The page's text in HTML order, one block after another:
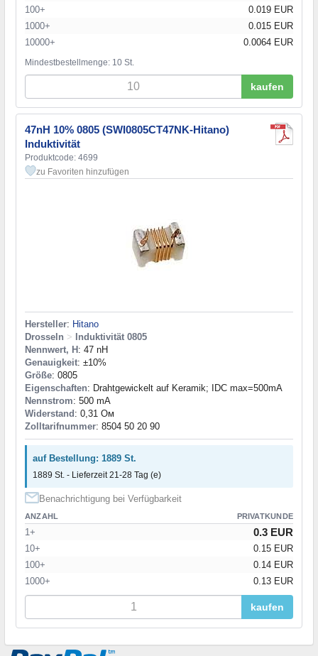
100+
0.019 EUR
1000+
0.015 EUR
10000+
0.0064 EUR
Mindestbestellmenge: 10 St.
kaufen
47nH 10% 0805 (SWI0805CT47NK-Hitano)
Induktivität
Produktcode: 4699
zu Favoriten hinzufügen
Hersteller: Hitano
Drosseln > Induktivität 0805
Nennwert, H: 47 nH
Genauigkeit: ±10%
Größe: 0805
Eigenschaften: Drahtgewickelt auf Keramik; IDC max=500mA
Nennstrom: 500 mA
Widerstand: 0,31 Ом
Zolltarifnummer: 8504 50 20 90
auf Bestellung: 1889 St.
1889 St. - Lieferzeit 21-28 Tag (e)
Benachrichtigung bei Verfügbarkeit
ANZAHL PRIVATKUNDE
1+ 0.3 EUR
10+
0.15 EUR
100+
0.14 EUR
1000+
0.13 EUR
kaufen